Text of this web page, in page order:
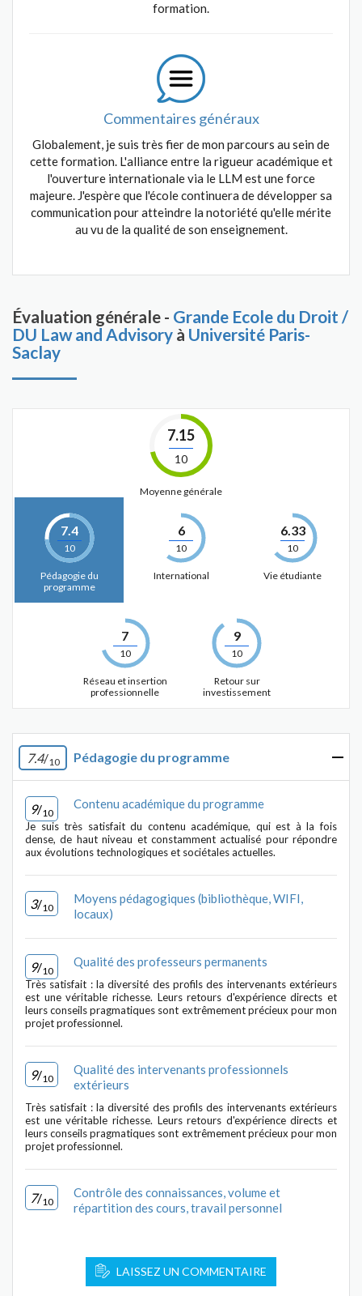
formation.
Commentaires généraux
Globalement, je suis très fier de mon parcours au sein de
cette formation. L'alliance entre la rigueur académique et
l'ouverture internationale via le LLM est une force
majeure. J'espère que l'école continuera de développer sa
communication pour atteindre la notoriété qu'elle mérite
au vu de la qualité de son enseignement.
Évaluation générale - Grande Ecole du Droit /
DU Law and Advisory à Université Paris-
Saclay
7.15
10
Moyenne générale
7.4
10
Pédagogie du
programme
6
10
International
6.33
10
Vie étudiante
7
10
Réseau et insertion
professionnelle
9
10
Retour sur
investissement
7.4/10 Pédagogie du programme
9/10
Contenu académique du programme
Je suis très satisfait du contenu académique, qui est à la fois
dense, de haut niveau et constamment actualisé pour répondre
aux évolutions technologiques et sociétales actuelles.
3/10
Moyens pédagogiques (bibliothèque, WIFI,
locaux)
9/10
Qualité des professeurs permanents
Très satisfait : la diversité des profils des intervenants extérieurs
est une véritable richesse. Leurs retours d'expérience directs et
leurs conseils pragmatiques sont extrêmement précieux pour mon
projet professionnel.
9/10
Qualité des intervenants professionnels
extérieurs
Très satisfait : la diversité des profils des intervenants extérieurs
est une véritable richesse. Leurs retours d'expérience directs et
leurs conseils pragmatiques sont extrêmement précieux pour mon
projet professionnel.
7/10
Contrôle des connaissances, volume et
répartition des cours, travail personnel
LAISSEZ UN COMMENTAIRE